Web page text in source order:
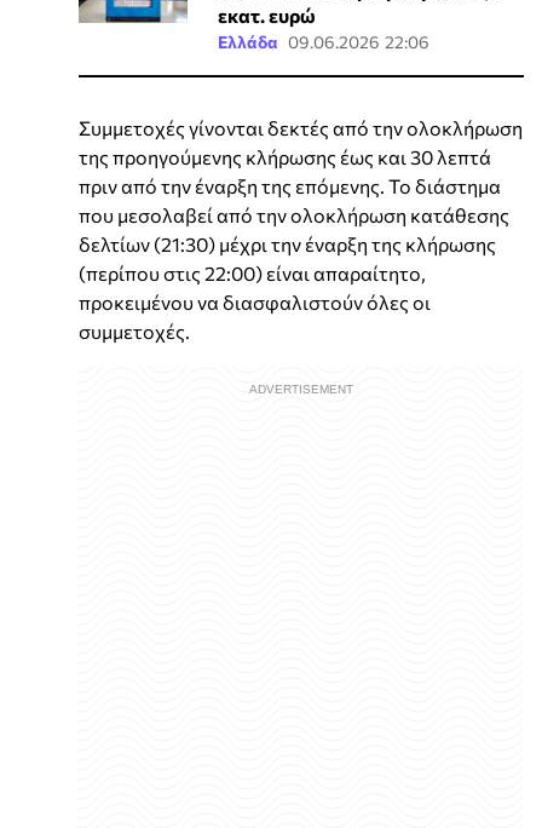
εκατ. ευρώ
Ελλάδα 09.06.2026 22:06
Συμμετοχές γίνονται δεκτές από την ολοκλήρωση
της προηγούμενης κλήρωσης έως και 30 λεπτά
πριν από την έναρξη της επόμενης. Το διάστημα
που μεσολαβεί από την ολοκλήρωση κατάθεσης
δελτίων (21:30) μέχρι την έναρξη της κλήρωσης
(περίπου στις 22:00) είναι απαραίτητο,
προκειμένου να διασφαλιστούν όλες οι
συμμετοχές.